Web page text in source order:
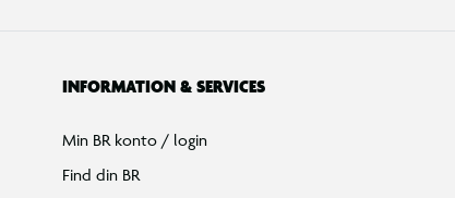
INFORMATION & SERVICES
Min BR konto / login
Find din BR